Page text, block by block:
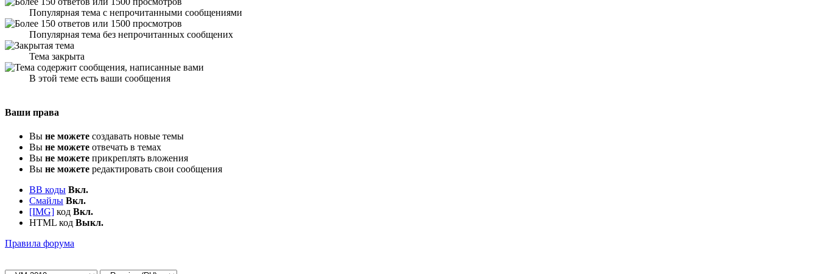
Популярная тема с непрочитанными сообщениями
Популярная тема без непрочитанных сообщених
Тема закрыта
В этой теме есть ваши сообщения
Ваши права
Вы не можете создавать новые темы
Вы не можете отвечать в темах
Вы не можете прикреплять вложения
Вы не можете редактировать свои сообщения
BB коды Вкл.
Смайлы Вкл.
[IMG] код Вкл.
HTML код Выкл.
Правила форума